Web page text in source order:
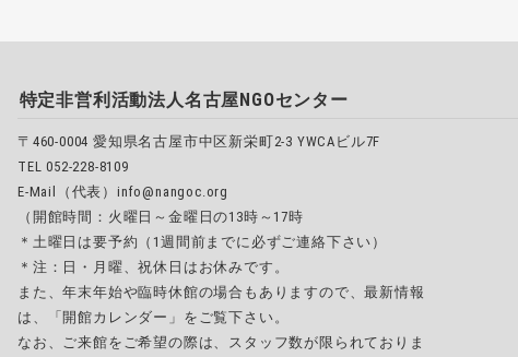
特定非営利活動法人名古屋NGOセンター
〒460-0004 愛知県名古屋市中区新栄町2-3 YWCAビル7F
TEL 052-228-8109
E-Mail（代表）info@nangoc.org
（開館時間：火曜日～金曜日の13時～17時
＊土曜日は要予約（1週間前までに必ずご連絡下さい）
＊注：日・月曜、祝休日はお休みです。
また、年末年始や臨時休館の場合もありますので、最新情報
は、「開館カレンダー」をご覧下さい。
なお、ご来館をご希望の際は、スタッフ数が限られておりま